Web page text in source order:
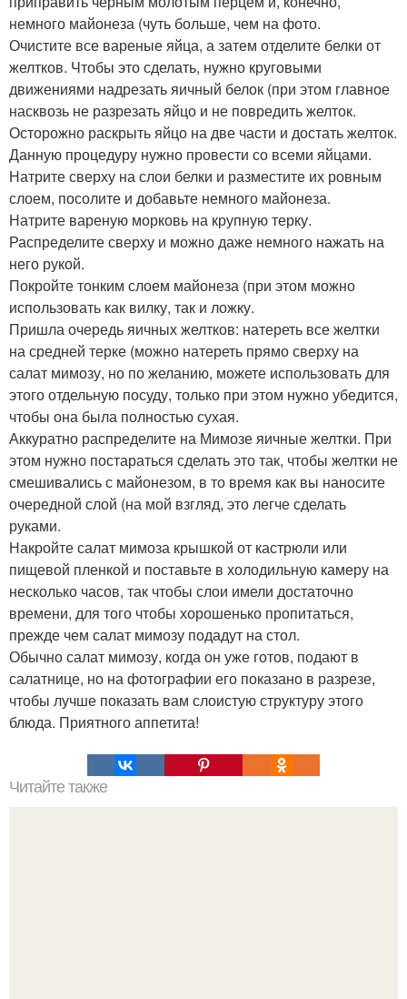
немного майонеза (чуть больше, чем на фото.
Очистите все вареные яйца, а затем отделите белки от
желтков. Чтобы это сделать, нужно круговыми
движениями надрезать яичный белок (при этом главное
насквозь не разрезать яйцо и не повредить желток.
Осторожно раскрыть яйцо на две части и достать желток.
Данную процедуру нужно провести со всеми яйцами.
Натрите сверху на слои белки и разместите их ровным
слоем, посолите и добавьте немного майонеза.
Натрите вареную морковь на крупную терку.
Распределите сверху и можно даже немного нажать на
него рукой.
Покройте тонким слоем майонеза (при этом можно
использовать как вилку, так и ложку.
Пришла очередь яичных желтков: натереть все желтки
на средней терке (можно натереть прямо сверху на
салат мимозу, но по желанию, можете использовать для
этого отдельную посуду, только при этом нужно убедится,
чтобы она была полностью сухая.
Аккуратно распределите на Мимозе яичные желтки. При
этом нужно постараться сделать это так, чтобы желтки не
смешивались с майонезом, в то время как вы наносите
очередной слой (на мой взгляд, это легче сделать
руками.
Накройте салат мимоза крышкой от кастрюли или
пищевой пленкой и поставьте в холодильную камеру на
несколько часов, так чтобы слои имели достаточно
времени, для того чтобы хорошенько пропитаться,
прежде чем салат мимозу подадут на стол.
Обычно салат мимозу, когда он уже готов, подают в
салатнице, но на фотографии его показано в разрезе,
чтобы лучше показать вам слоистую структуру этого
блюда. Приятного аппетита!
Читайте также